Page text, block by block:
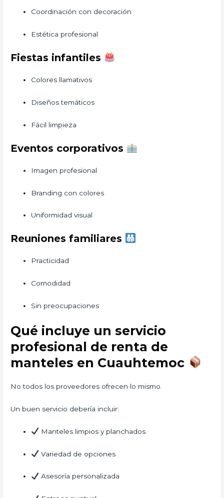
Coordinación con decoración
Estética profesional
Fiestas infantiles
Colores llamativos
Diseños temáticos
Fácil limpieza
Eventos corporativos
Imagen profesional
Branding con colores
Uniformidad visual
Reuniones familiares
Practicidad
Comodidad
Sin preocupaciones
Qué incluye un servicio
profesional de renta de
manteles en Cuauhtemoc
No todos los proveedores ofrecen lo mismo.
Un buen servicio debería incluir:
Manteles limpios y planchados
Variedad de opciones
Asesoría personalizada